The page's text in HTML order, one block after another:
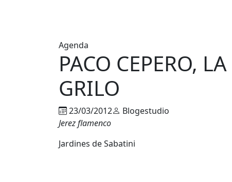
Agenda
PACO CEPERO,
GRILO
23/03/2012
Blogestudio
Jerez flamenco
Jardines de Sabatini